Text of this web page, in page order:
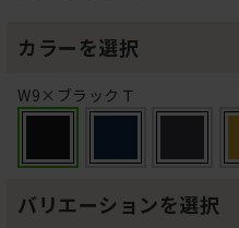
カラーを選択
W9×ブラックＴ
バリエーションを選択